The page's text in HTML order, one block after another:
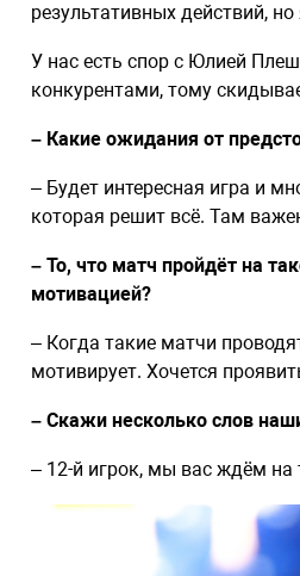
результативных действий,
У нас есть спор с Юлией
конкурентами, тому
– Какие ожидания от
– Будет интересная игра и
которая решит всё. Там
– То, что матч пройдёт на
мотивацией?
– Когда такие матчи
мотивирует. Хочется
– Скажи несколько слов
– 12-й игрок, мы вас ждём